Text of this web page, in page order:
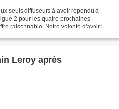
seuls diffuseurs à avoir répondu à
2 pour les quatre prochaines
raisonnable. Notre volonté d'avoir la
Leroy après